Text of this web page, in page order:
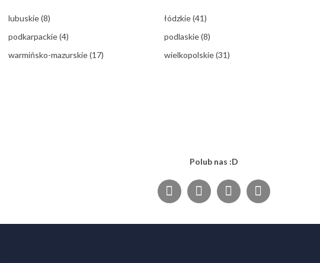
lubuskie(8) łódzkie(41)
podkarpackie(4) podlaskie(8)
warmińsko-mazurskie(17) wielkopolskie(31)
Polub nas :D